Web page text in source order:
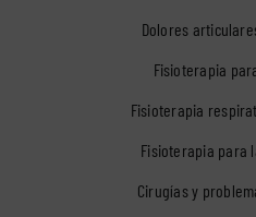
Dolores
Fisioterapia
Fisioterapia
Fisioterapia para
Cirugías y